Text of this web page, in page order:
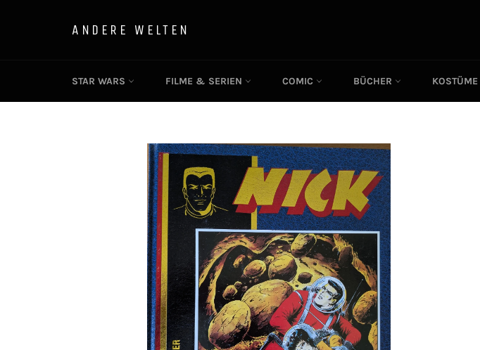
ANDERE WELTEN
STAR WARS FILME & SERIEN COMIC BÜCHER KOSTÜME